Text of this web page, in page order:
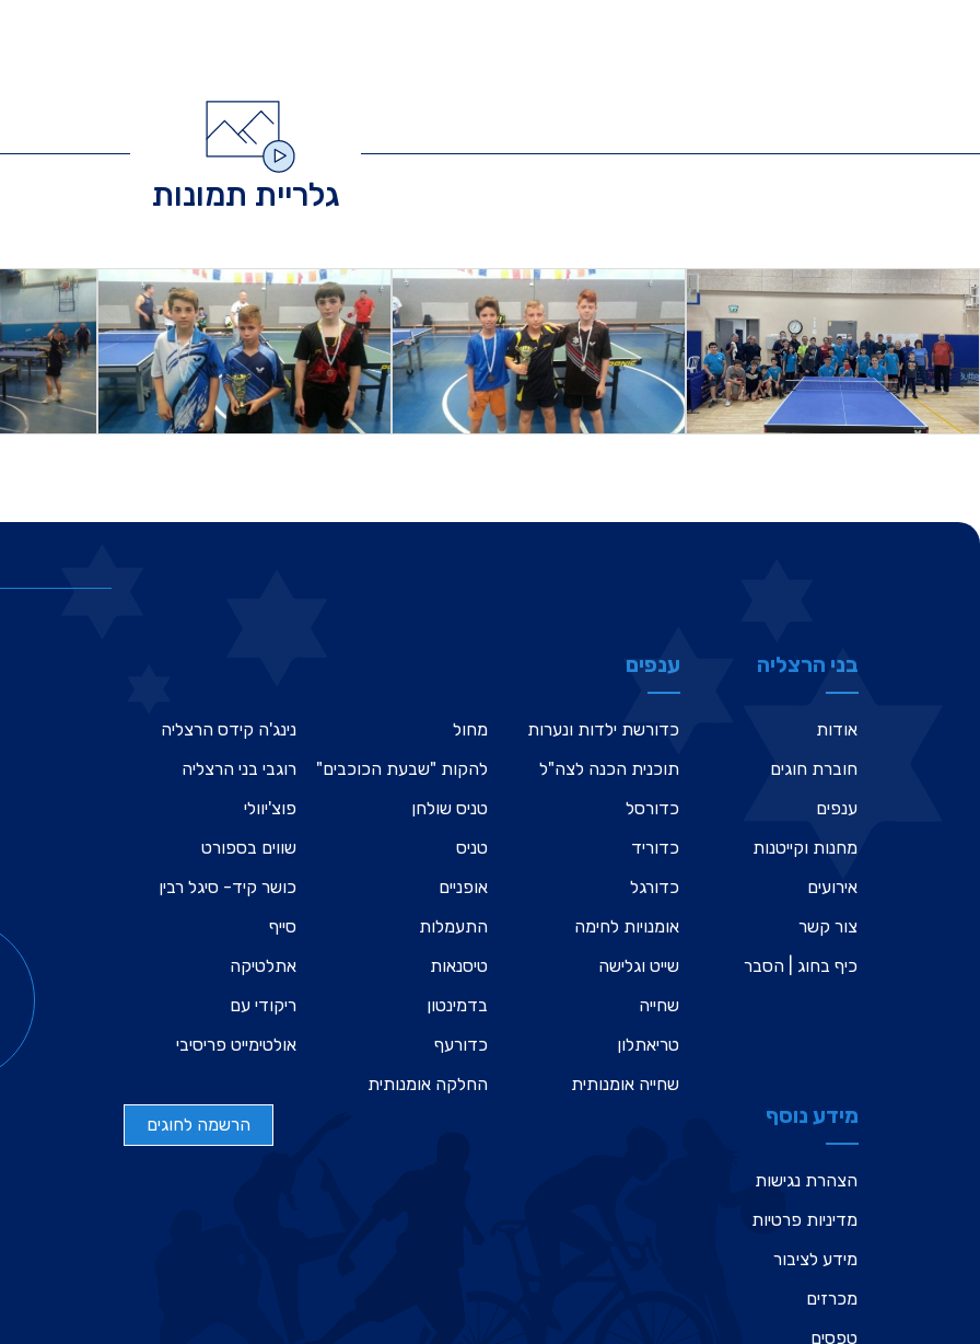
גלריית תמונות
בני הרצליה
אודות
חוברת חוגים
ענפים
מחנות וקייטנות
אירועים
צור קשר
כיף בחוג | הסבר
ענפים
כדורשת ילדות ונערות
תוכנית הכנה לצה"ל
כדורסל
כדוריד
כדורגל
אומנויות לחימה
שייט וגלישה
שחייה
טריאתלון
שחייה אומנותית
מחול
להקות "שבעת הכוכבים"
טניס שולחן
טניס
אופניים
התעמלות
טיסנאות
בדמינטון
כדורעף
החלקה אומנותית
נינג'ה קידס הרצליה
רוגבי בני הרצליה
פוצ'יוולי
שווים בספורט
כושר קיד- סיגל רבין
סייף
אתלטיקה
ריקודי עם
אולטימייט פריסיבי
מידע נוסף
הצהרת נגישות
מדיניות פרטיות
מידע לציבור
מכרזים
טפסים
הרשמה לחוגים